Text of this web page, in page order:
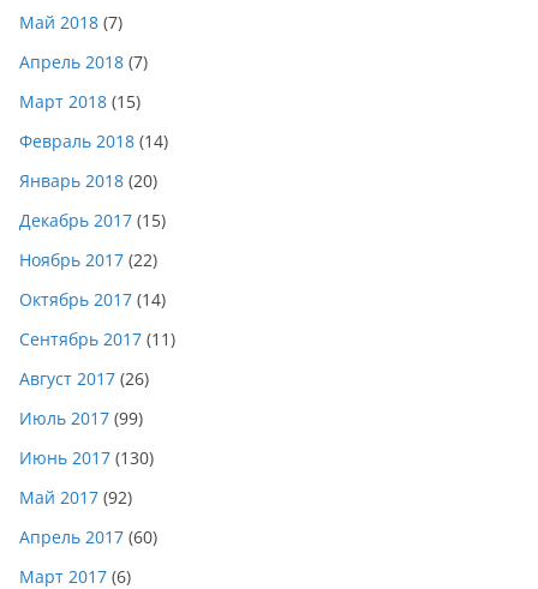
Май 2018 (7)
Апрель 2018 (7)
Март 2018 (15)
Февраль 2018 (14)
Январь 2018 (20)
Декабрь 2017 (15)
Ноябрь 2017 (22)
Октябрь 2017 (14)
Сентябрь 2017 (11)
Август 2017 (26)
Июль 2017 (99)
Июнь 2017 (130)
Май 2017 (92)
Апрель 2017 (60)
Март 2017 (6)